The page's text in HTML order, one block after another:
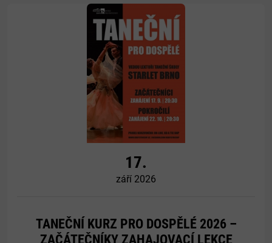
17.
září 2026
TANEČNÍ KURZ PRO DOSPĚLÉ 2026 –
ZAČÁTEČNÍKY ZAHAJOVACÍ LEKCE